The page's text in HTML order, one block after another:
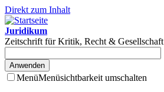
Direkt zum Inhalt
Juridikum
Zeitschrift für Kritik, Recht & Gesellschaft
MenüMenüsichtbarkeit umschalten